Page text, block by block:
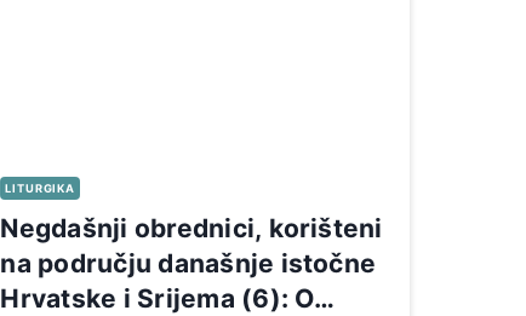
LITURGIKA
Negdašnji obrednici, korišteni
na području današnje istočne
Hrvatske i Srijema (6): O